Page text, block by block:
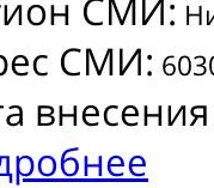
СМИ:
СМИ: